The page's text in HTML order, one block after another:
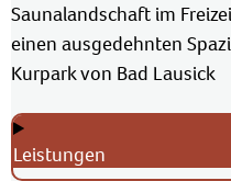
Saunalandschaft im
einen ausgedehnten
Kurpark von Bad Lausick
Leistungen